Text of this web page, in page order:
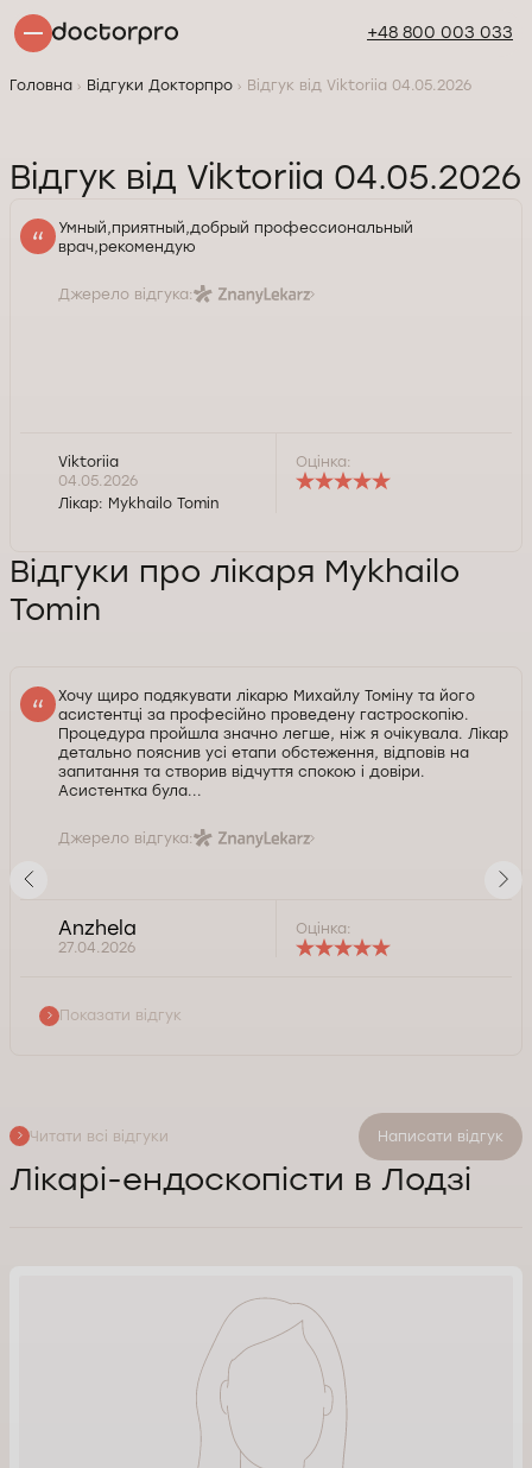
+48 800 003 033
Головна Відгуки Докторпро Відгук від Viktoriia 04.05.2026
Відгук від Viktoriia 04.05.2026
Умный,приятный,добрый профессиональный
врач,рекомендую
Джерело відгука:
Viktoriia
04.05.2026
Лікар: Mykhailo Tomin
Оцінка:
Відгуки про лікаря Mykhailo
Tomin
Хочу щиро подякувати лікарю Михайлу Томіну та його
асистентці за професійно проведену гастроскопію.
Процедура пройшла значно легше, ніж я очікувала. Лікар
детально пояснив усі етапи обстеження, відповів на
запитання та створив відчуття спокою і довіри.
Асистентка була...
Джерело відгука:
Аnzhela
27.04.2026
Оцінка:
Показати відгук
Читати всі відгуки Написати відгук
Лікарі-ендоскопісти в Лодзі